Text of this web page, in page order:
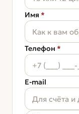
Имя *
Телефон *
E-mail